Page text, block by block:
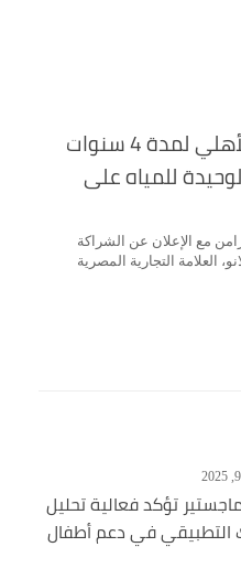
إيلانو توقع رعاية النادي الأهلي لمدة 4 سنوات
للمياه على
مع الإعلان عن الشراكة
العلامة التجارية المصرية
تؤكد فعالية تحليل
التطبيقي في دعم أطفال